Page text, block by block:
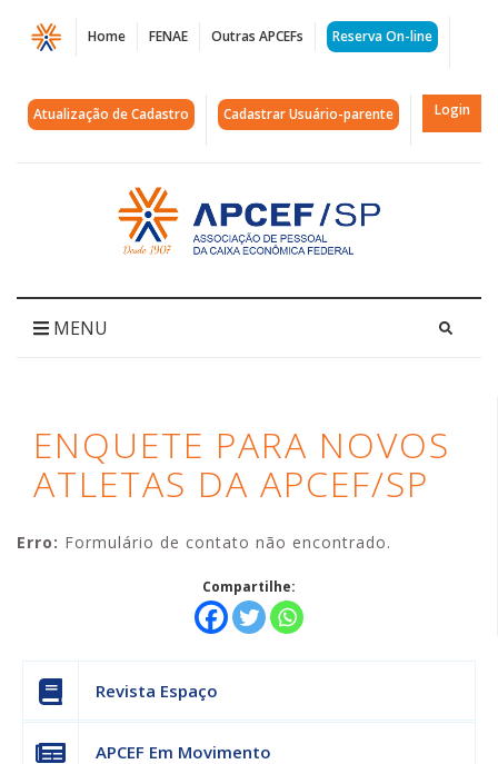
Página
Enquete
para
atletas
Home FENAE Outras APCEFs Reserva On-line
Atualização de Cadastro Cadastrar Usuário-parente Login
Acessar
página
inicial
MENU
ENQUETE PARA NOVOS
ATLETAS DA APCEF/SP
Erro: Formulário de contato não encontrado.
Compartilhe:
Revista Espaço
APCEF Em Movimento